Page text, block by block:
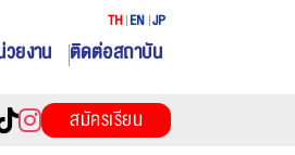
ยงาน ติดต่อสถาบัน
TH EN JP
สมัครเรียน